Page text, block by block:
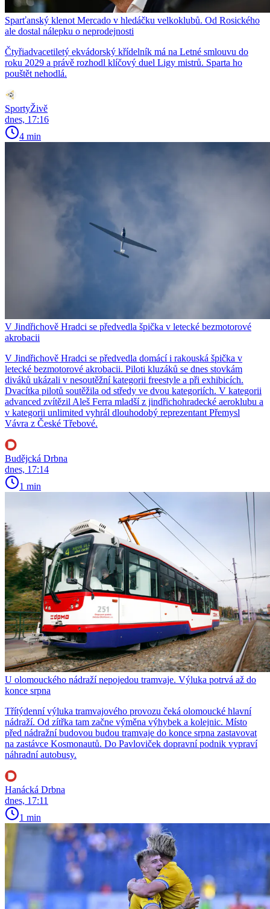
Sparťanský klenot Mercado v hledáčku velkoklubů. Od Rosického
ale dostal nálepku o neprodejnosti
Čtyřiadvacetiletý ekvádorský křídelník má na Letné smlouvu do
roku 2029 a právě rozhodl klíčový duel Ligy mistrů. Sparta ho
pouštět nehodlá.
SportyŽivě
dnes, 17:16
4 min
V Jindřichově Hradci se předvedla špička v letecké bezmotorové
akrobacii
V Jindřichově Hradci se předvedla domácí i rakouská špička v
letecké bezmotorové akrobacii. Piloti kluzáků se dnes stovkám
diváků ukázali v nesoutěžní kategorii freestyle a při exhibicích.
Dvacítka pilotů soutěžila od středy ve dvou kategoriích. V kategorii
advanced zvítězil Aleš Ferra mladší z jindřichohradecké aeroklubu a
v kategorii unlimited vyhrál dlouhodobý reprezentant Přemysl
Vávra z České Třebové.
Budějcká Drbna
dnes, 17:14
1 min
U olomouckého nádraží nepojedou tramvaje. Výluka potrvá až do
konce srpna
Třítýdenní výluka tramvajového provozu čeká olomoucké hlavní
nádraží. Od zítřka tam začne výměna výhybek a kolejnic. Místo
před nádražní budovou budou tramvaje do konce srpna zastavovat
na zastávce Kosmonautů. Do Pavloviček dopravní podnik vypraví
náhradní autobusy.
Hanácká Drbna
dnes, 17:11
1 min